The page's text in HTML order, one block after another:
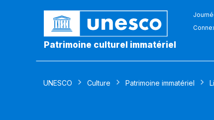
Patrimoine culturel immatériel
UNESCO Culture Patrimoine immatériel